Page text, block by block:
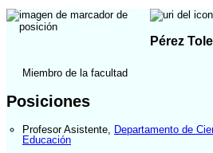
Pérez
Miembro de la facultad
Posiciones
Profesor Asistente Departamento de
Educación